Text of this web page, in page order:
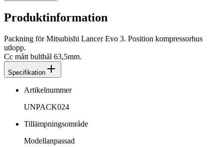
Produktinformation
Packning för Mitsubishi Lancer Evo 3. Position kompressorhus
utlopp.
Cc mått bulthål 63,5mm.
Specifikation
Artikelnummer
UNPACK024
Tillämpningsområde
Modellanpassad